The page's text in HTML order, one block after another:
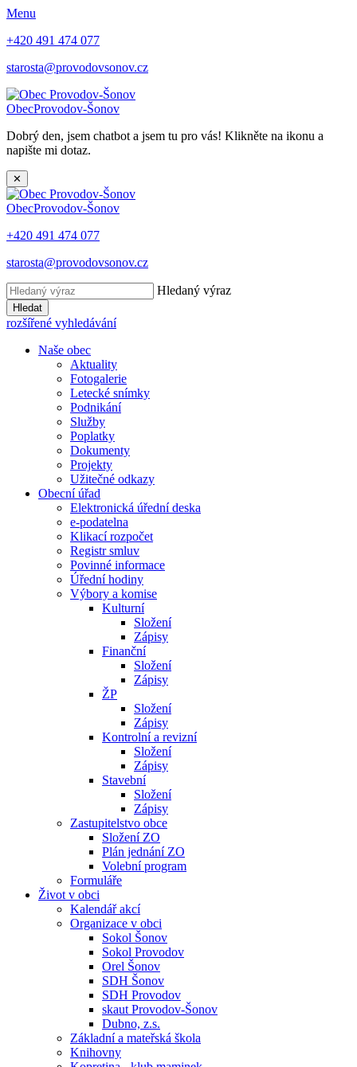
Menu
+420 491 474 077
starosta@provodovsonov.cz
ObecProvodov-Šonov
Dobrý den, jsem chatbot a jsem tu pro vás! Klikněte na ikonu a
napište mi dotaz.
✕
ObecProvodov-Šonov
+420 491 474 077
starosta@provodovsonov.cz
Hledaný výraz
Hledat
rozšířené vyhledávání
Naše obec
Aktuality
Fotogalerie
Letecké snímky
Podnikání
Služby
Poplatky
Dokumenty
Projekty
Užitečné odkazy
Obecní úřad
Elektronická úřední deska
e-podatelna
Klikací rozpočet
Registr smluv
Povinné informace
Úřední hodiny
Výbory a komise
Kulturní
Složení
Zápisy
Finanční
Složení
Zápisy
ŽP
Složení
Zápisy
Kontrolní a revizní
Složení
Zápisy
Stavební
Složení
Zápisy
Zastupitelstvo obce
Složení ZO
Plán jednání ZO
Volební program
Formuláře
Život v obci
Kalendář akcí
Organizace v obci
Sokol Šonov
Sokol Provodov
Orel Šonov
SDH Šonov
SDH Provodov
skaut Provodov-Šonov
Dubno, z.s.
Základní a mateřská škola
Knihovny